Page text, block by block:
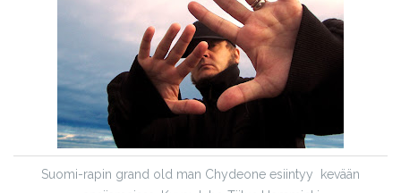
Suomi-rapin grand old man Chydeone esiintyy kevään